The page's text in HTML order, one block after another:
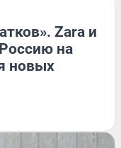
Zara и
на
новых